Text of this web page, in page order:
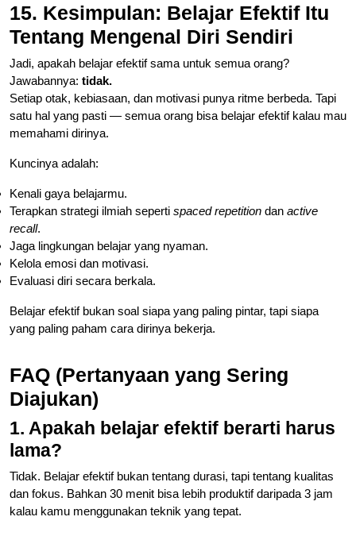
15. Kesimpulan: Belajar Efektif Itu
Tentang Mengenal Diri Sendiri
Jadi, apakah belajar efektif sama untuk semua orang?
Jawabannya: tidak.
Setiap otak, kebiasaan, dan motivasi punya ritme berbeda. Tapi
satu hal yang pasti — semua orang bisa belajar efektif kalau mau
memahami dirinya.
Kuncinya adalah:
Kenali gaya belajarmu.
Terapkan strategi ilmiah seperti spaced repetition dan active
recall.
Jaga lingkungan belajar yang nyaman.
Kelola emosi dan motivasi.
Evaluasi diri secara berkala.
Belajar efektif bukan soal siapa yang paling pintar, tapi siapa
yang paling paham cara dirinya bekerja.
FAQ (Pertanyaan yang Sering
Diajukan)
1. Apakah belajar efektif berarti harus
lama?
Tidak. Belajar efektif bukan tentang durasi, tapi tentang kualitas
dan fokus. Bahkan 30 menit bisa lebih produktif daripada 3 jam
kalau kamu menggunakan teknik yang tepat.